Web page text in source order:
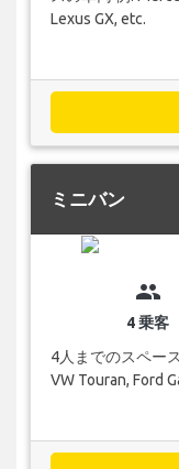
Lexus GX, etc.
ミニバン
group
4 乗客
4人までのスペー
VW Touran, Ford